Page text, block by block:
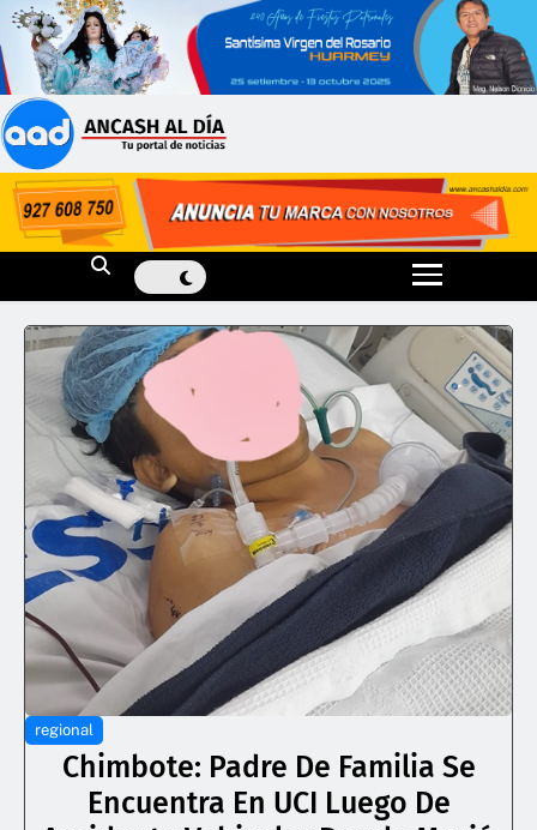
regional
Chimbote: Padre De Familia Se
Encuentra En UCI Luego De